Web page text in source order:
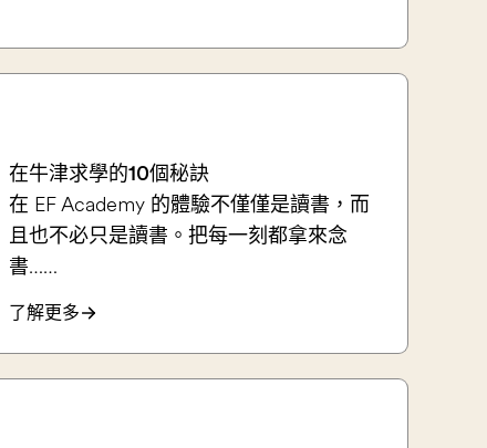
在牛津求學的10個秘訣
在 EF Academy 的體驗不僅僅是讀書，而
且也不必只是讀書。把每一刻都拿來念
書……
了解更多